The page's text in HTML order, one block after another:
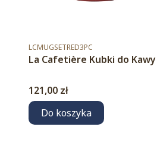
Kod produktu
LCMUGSETRED3PC
La Cafetière Kubki do
Cena
121,00 zł
Do koszyka